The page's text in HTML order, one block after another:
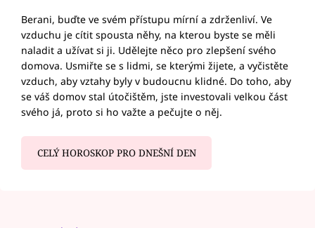
Berani, buďte ve svém přístupu mírní a zdrženliví. Ve
vzduchu je cítit spousta něhy, na kterou byste se měli
naladit a užívat si ji. Udělejte něco pro zlepšení svého
domova. Usmiřte se s lidmi, se kterými žijete, a vyčistěte
vzduch, aby vztahy byly v budoucnu klidné. Do toho, aby
se váš domov stal útočištěm, jste investovali velkou část
svého já, proto si ho važte a pečujte o něj.
CELÝ HOROSKOP PRO DNEŠNÍ DEN